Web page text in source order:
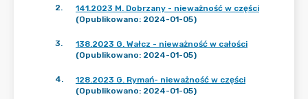
2.
141.2023 M. Dobrzany - nieważność w części
(Opublikowano: 2024-01-05)
3.
138.2023 G. Wałcz - nieważność w całości
(Opublikowano: 2024-01-05)
4.
128.2023 G. Rymań- nieważność w części
(Opublikowano: 2024-01-05)